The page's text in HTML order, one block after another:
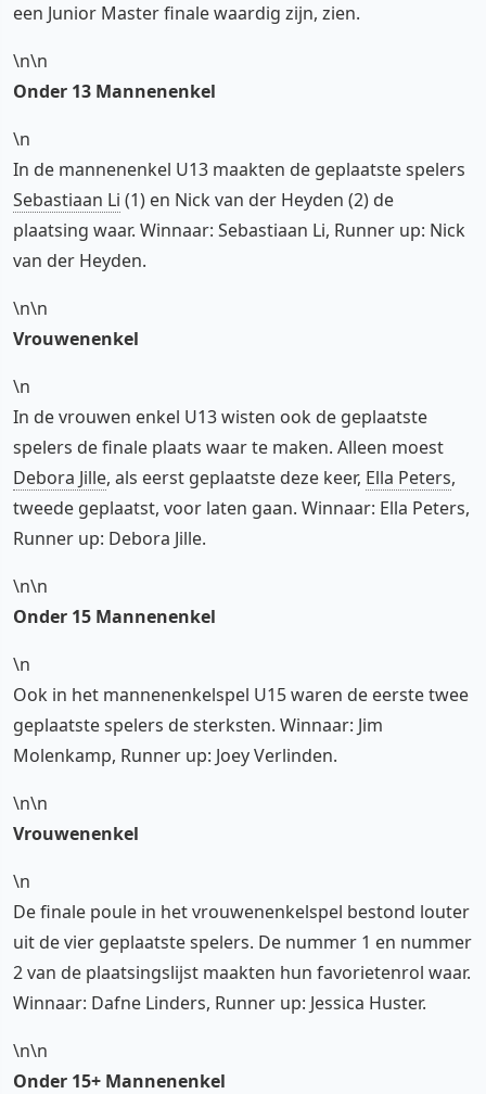
een Junior Master finale waardig zijn, zien.
\n\n
Onder 13 Mannenenkel
\n
In de mannenenkel U13 maakten de geplaatste spelers
Sebastiaan Li (1) en Nick van der Heyden (2) de
plaatsing waar. Winnaar: Sebastiaan Li, Runner up: Nick
van der Heyden.
\n\n
Vrouwenenkel
\n
In de vrouwen enkel U13 wisten ook de geplaatste
spelers de finale plaats waar te maken. Alleen moest
Debora Jille, als eerst geplaatste deze keer, Ella Peters,
tweede geplaatst, voor laten gaan. Winnaar: Ella Peters,
Runner up: Debora Jille.
\n\n
Onder 15 Mannenenkel
\n
Ook in het mannenenkelspel U15 waren de eerste twee
geplaatste spelers de sterksten. Winnaar: Jim
Molenkamp, Runner up: Joey Verlinden.
\n\n
Vrouwenenkel
\n
De finale poule in het vrouwenenkelspel bestond louter
uit de vier geplaatste spelers. De nummer 1 en nummer
2 van de plaatsingslijst maakten hun favorietenrol waar.
Winnaar: Dafne Linders, Runner up: Jessica Huster.
\n\n
Onder 15+ Mannenenkel